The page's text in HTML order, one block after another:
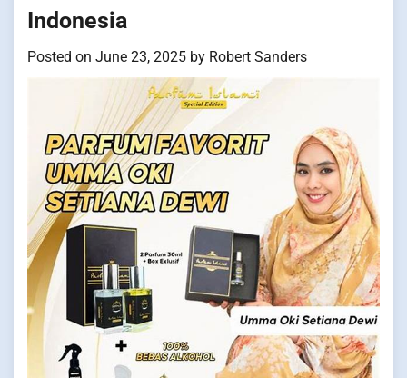
Indonesia
Posted on June 23, 2025 by Robert Sanders